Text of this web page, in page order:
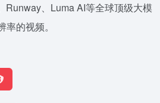
Runway、Luma AI等全球顶级大模
的视频。